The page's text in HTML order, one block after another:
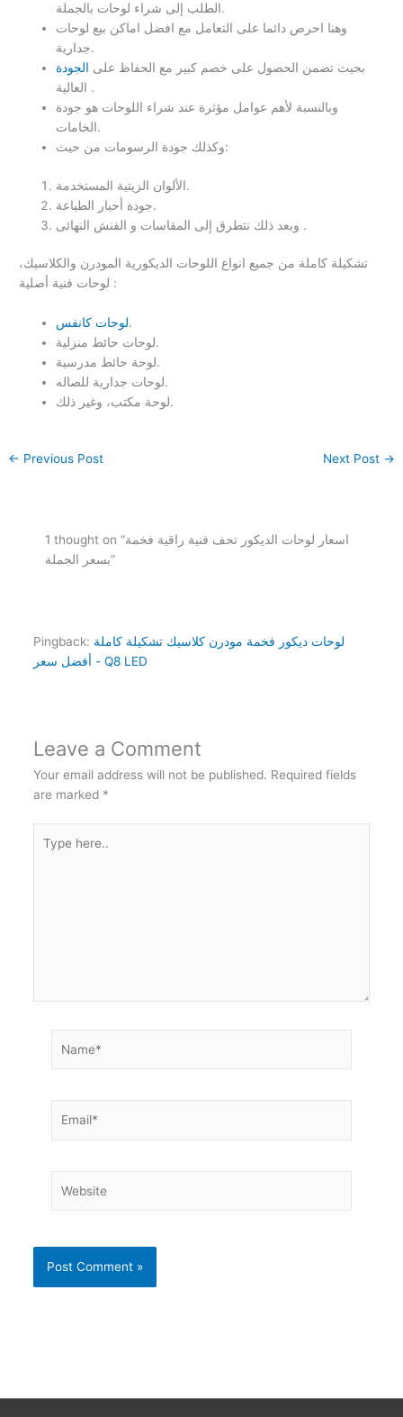
الطلب إلى شراء لوحات بالجملة.
وهنا احرص دائما على التعامل مع افضل اماكن بيع لوحات
جدارية.
بحيث تضمن الحصول على خصم كبير مع الحفاظ على الجودة
العالية .
وبالنسبة لأهم عوامل مؤثرة عند شراء اللوحات هو جودة
الخامات.
وكذلك جودة الرسومات من حيث:
الألوان الزيتية المستخدمة.
جودة أحبار الطباعة.
وبعد ذلك نتطرق إلى المقاسات و الفنش النهائى .
تشكيلة كاملة من جميع انواع اللوحات الديكورية المودرن والكلاسيك،
لوحات فنية أصلية :
لوحات كانفس.
لوحات حائط منزلية.
لوحة حائط مدرسية.
لوحات جدارية للصاله.
لوحة مكتب، وغير ذلك.
← Previous Post Next Post →
1 thought on “اسعار لوحات الديكور تحف فنية راقية فخمة
بسعر الجملة”
Pingback: لوحات ديكور فخمة مودرن كلاسيك تشكيلة كاملة
أفضل سعر - Q8 LED
Leave a Comment
Your email address will not be published. Required fields
are marked *
here..